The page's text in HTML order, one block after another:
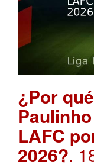
¿Por
LAFC
2026?.